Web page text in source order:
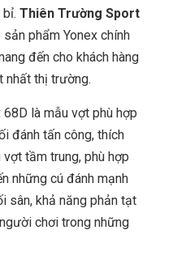
Thiên Trường Sport
phẩm Yonex chính
đến cho khách hàng
nhất thị trường.
68D là mẫu vợt phù hợp
đánh tấn công, thích
tầm trung, phù hợp
những cú đánh mạnh
sân, khả năng phản tạt
chơi trong những